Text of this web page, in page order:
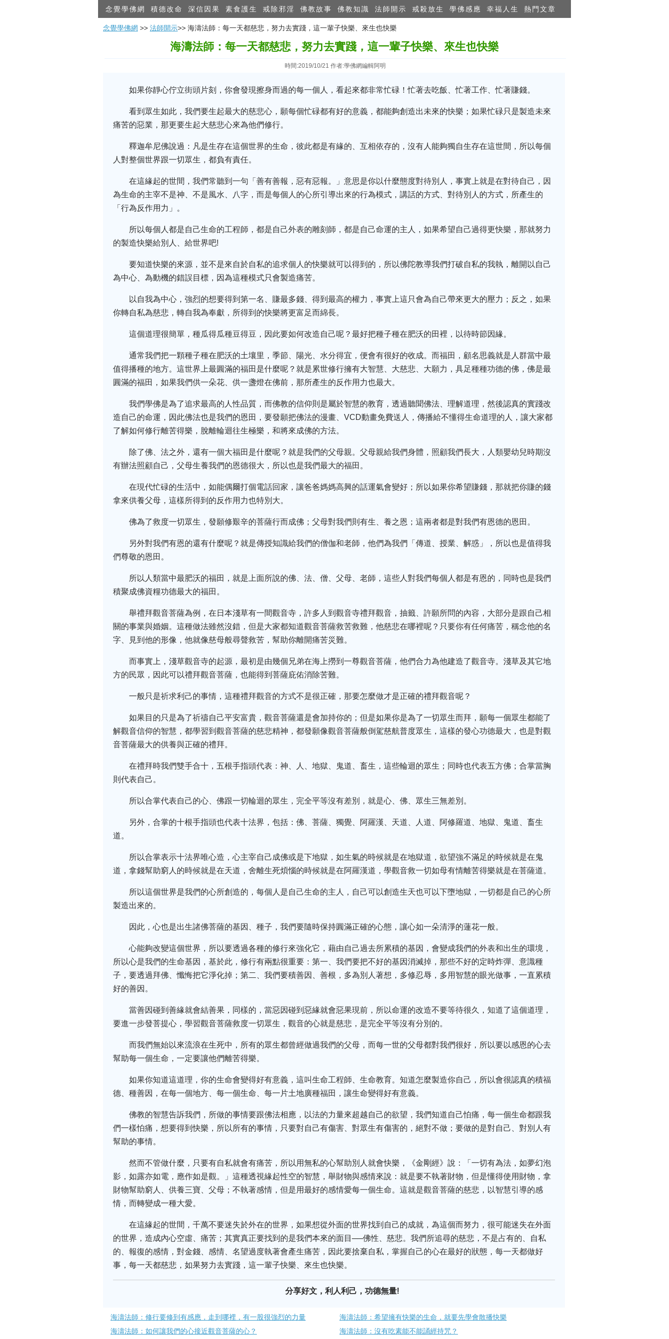
念覺學佛網 積德改命 深信因果 素食護生 戒除邪淫 佛教故事 佛教知識 法師開示 戒殺放生 學佛感應 幸福人生 熱門文章
念覺學佛網 >> 法師開示>> 海濤法師：每一天都慈悲，努力去實踐，這一輩子快樂、來生也快樂
海濤法師：每一天都慈悲，努力去實踐，這一輩子快樂、來生也快樂
時間:2019/10/21 作者:學佛網編輯阿明
如果你靜心佇立街頭片刻，你會發現擦身而過的每一個人，看起來都非常忙碌！忙著去吃飯、忙著工作、忙著賺錢。
看到眾生如此，我們要生起最大的慈悲心，願每個忙碌都有好的意義，都能夠創造出未來的快樂；如果忙碌只是製造未來
痛苦的惡業，那更要生起大慈悲心來為他們修行。
釋迦牟尼佛說過：凡是生存在這個世界的生命，彼此都是有緣的、互相依存的，沒有人能夠獨自生存在這世間，所以每個
人對整個世界跟一切眾生，都負有責任。
在這緣起的世間，我們常聽到一句「善有善報，惡有惡報。」意思是你以什麼態度對待別人，事實上就是在對待自己，因
為生命的主宰不是神、不是風水、八字，而是每個人的心所引導出來的行為模式，講話的方式、對待別人的方式，所產生的
「行為反作用力」。
所以每個人都是自己生命的工程師，都是自己外表的雕刻師，都是自己命運的主人，如果希望自己過得更快樂，那就努力
的製造快樂給別人、給世界吧!
要知道快樂的來源，並不是來自於自私的追求個人的快樂就可以得到的，所以佛陀教導我們打破自私的我執，離開以自己
為中心、為動機的錯誤目標，因為這種模式只會製造痛苦。
以自我為中心，強烈的想要得到第一名、賺最多錢、得到最高的權力，事實上這只會為自己帶來更大的壓力；反之，如果
你轉自私為慈悲，轉自我為奉獻，所得到的快樂將更富足而綿長。
這個道理很簡單，種瓜得瓜種豆得豆，因此要如何改造自己呢？最好把種子種在肥沃的田裡，以待時節因緣。
通常我們把一顆種子種在肥沃的土壤里，季節、陽光、水分得宜，便會有很好的收成。而福田，顧名思義就是人群當中最
值得播種的地方。這世界上最圓滿的福田是什麼呢？就是累世修行擁有大智慧、大慈悲、大願力，具足種種功德的佛，佛是最
圓滿的福田，如果我們供一朵花、供一盞燈在佛前，那所產生的反作用力也最大。
我們學佛是為了追求最高的人性品質，而佛教的信仰則是屬於智慧的教育，透過聽聞佛法、理解道理，然後認真的實踐改
造自己的命運，因此佛法也是我們的恩田，要發願把佛法的漫畫、VCD動畫免費送人，傳播給不懂得生命道理的人，讓大家都
了解如何修行離苦得樂，脫離輪迴往生極樂，和將來成佛的方法。
除了佛、法之外，還有一個大福田是什麼呢？就是我們的父母親。父母親給我們身體，照顧我們長大，人類嬰幼兒時期沒
有辦法照顧自己，父母生養我們的恩德很大，所以也是我們最大的福田。
在現代忙碌的生活中，如能偶爾打個電話回家，讓爸爸媽媽高興的話運氣會變好；所以如果你希望賺錢，那就把你賺的錢
拿來供養父母，這樣所得到的反作用力也特別大。
佛為了救度一切眾生，發願修艱辛的菩薩行而成佛；父母對我們則有生、養之恩；這兩者都是對我們有恩德的恩田。
另外對我們有恩的還有什麼呢？就是傳授知識給我們的僧伽和老師，他們為我們「傳道、授業、解惑」，所以也是值得我
們尊敬的恩田。
所以人類當中最肥沃的福田，就是上面所說的佛、法、僧、父母、老師，這些人對我們每個人都是有恩的，同時也是我們
積聚成佛資糧功德最大的福田。
舉禮拜觀音菩薩為例，在日本淺草有一間觀音寺，許多人到觀音寺禮拜觀音，抽籤、許願所問的內容，大部分是跟自己相
關的事業與婚姻。這種做法雖然沒錯，但是大家都知道觀音菩薩救苦救難，他慈悲在哪裡呢？只要你有任何痛苦，稱念他的名
字、見到他的形像，他就像慈母般尋聲救苦，幫助你離開痛苦災難。
而事實上，淺草觀音寺的起源，最初是由幾個兄弟在海上撈到一尊觀音菩薩，他們合力為他建造了觀音寺。淺草及其它地
方的民眾，因此可以禮拜觀音菩薩，也能得到菩薩庇佑消除苦難。
一般只是祈求利己的事情，這種禮拜觀音的方式不是很正確，那要怎麼做才是正確的禮拜觀音呢？
如果目的只是為了祈禱自己平安富貴，觀音菩薩還是會加持你的；但是如果你是為了一切眾生而拜，願每一個眾生都能了
解觀音信仰的智慧，都學習到觀音菩薩的慈悲精神，都發願像觀音菩薩般倒駕慈航普度眾生，這樣的發心功德最大，也是對觀
音菩薩最大的供養與正確的禮拜。
在禮拜時我們雙手合十，五根手指頭代表：神、人、地獄、鬼道、畜生，這些輪迴的眾生；同時也代表五方佛；合掌當胸
則代表自己。
所以合掌代表自己的心、佛跟一切輪迴的眾生，完全平等沒有差別，就是心、佛、眾生三無差別。
另外，合掌的十根手指頭也代表十法界，包括：佛、菩薩、獨覺、阿羅漢、天道、人道、阿修羅道、地獄、鬼道、畜生
道。
所以合掌表示十法界唯心造，心主宰自己成佛或是下地獄，如生氣的時候就是在地獄道，欲望強不滿足的時候就是在鬼
道，拿錢幫助窮人的時候就是在天道，舍離生死煩惱的時候就是在阿羅漢道，學觀音救一切如母有情離苦得樂就是在菩薩道。
所以這個世界是我們的心所創造的，每個人是自己生命的主人，自己可以創造生天也可以下墮地獄，一切都是自己的心所
製造出來的。
因此，心也是出生諸佛菩薩的基因、種子，我們要隨時保持圓滿正確的心態，讓心如一朵清淨的蓮花一般。
心能夠改變這個世界，所以要透過各種的修行來強化它，藉由自己過去所累積的基因，會變成我們的外表和出生的環境，
所以心是我們的生命基因，基於此，修行有兩點很重要：第一、我們要把不好的基因消滅掉，那些不好的定時炸彈、意識種
子，要透過拜佛、懺悔把它淨化掉；第二、我們要積善因、善根，多為別人著想，多修忍辱，多用智慧的眼光做事，一直累積
好的善因。
當善因碰到善緣就會結善果，同樣的，當惡因碰到惡緣就會惡果現前，所以命運的改造不要等待很久，知道了這個道理，
要進一步發菩提心，學習觀音菩薩救度一切眾生，觀音的心就是慈悲，是完全平等沒有分別的。
而我們無始以來流浪在生死中，所有的眾生都曾經做過我們的父母，而每一世的父母都對我們很好，所以要以感恩的心去
幫助每一個生命，一定要讓他們離苦得樂。
如果你知道這道理，你的生命會變得好有意義，這叫生命工程師、生命教育。知道怎麼製造你自己，所以會很認真的積福
德、種善因，在每一個地方、每一個生命、每一片土地廣種福田，讓生命變得好有意義。
佛教的智慧告訴我們，所做的事情要跟佛法相應，以法的力量來超越自己的欲望，我們知道自己怕痛，每一個生命都跟我
們一樣怕痛，想要得到快樂，所以所有的事情，只要對自己有傷害、對眾生有傷害的，絕對不做；要做的是對自己、對別人有
幫助的事情。
然而不管做什麼，只要有自私就會有痛苦，所以用無私的心幫助別人就會快樂，《金剛經》說：「一切有為法，如夢幻泡
影，如露亦如電，應作如是觀。」這種透視緣起性空的智慧，舉財物與感情來說：就是要不執著財物，但是懂得使用財物，拿
財物幫助窮人、供養三寶、父母；不執著感情，但是用最好的感情愛每一個生命。這就是觀音菩薩的慈悲，以智慧引導的感
情，而轉變成一種大愛。
在這緣起的世間，千萬不要迷失於外在的世界，如果想從外面的世界找到自己的成就，為這個而努力，很可能迷失在外面
的世界，造成內心空虛、痛苦；其實真正要找到的是我們本來的面目──佛性、慈悲。我們所追尋的慈悲，不是占有的、自私
的、報復的感情，對金錢、感情、名望過度執著會產生痛苦，因此要捨棄自私，掌握自己的心在最好的狀態，每一天都做好
事，每一天都慈悲，如果努力去實踐，這一輩子快樂、來生也快樂。
分享好文，利人利己，功德無量!
海濤法師：修行要修到有感應，走到哪裡，有一股很強烈的力量
海濤法師：希望擁有快樂的生命，就要先學會散播快樂
海濤法師：如何讓我們的心接近觀音菩薩的心？
海濤法師：沒有吃素能不能誦經持咒？